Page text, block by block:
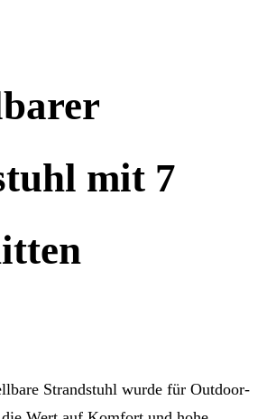
mit 7
Strandstuhl wurde für Outdoor-